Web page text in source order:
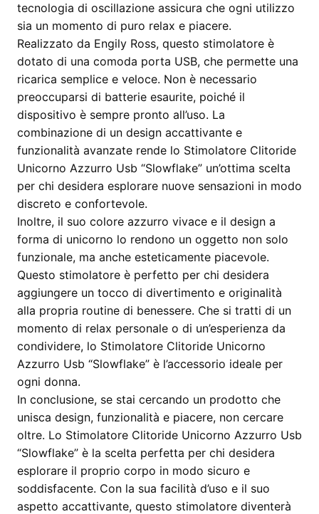
tecnologia di oscillazione assicura che ogni utilizzo
sia un momento di puro relax e piacere.
Realizzato da Engily Ross, questo stimolatore è
dotato di una comoda porta USB, che permette una
ricarica semplice e veloce. Non è necessario
preoccuparsi di batterie esaurite, poiché il
dispositivo è sempre pronto all’uso. La
combinazione di un design accattivante e
funzionalità avanzate rende lo Stimolatore Clitoride
Unicorno Azzurro Usb “Slowflake” un’ottima scelta
per chi desidera esplorare nuove sensazioni in modo
discreto e confortevole.
Inoltre, il suo colore azzurro vivace e il design a
forma di unicorno lo rendono un oggetto non solo
funzionale, ma anche esteticamente piacevole.
Questo stimolatore è perfetto per chi desidera
aggiungere un tocco di divertimento e originalità
alla propria routine di benessere. Che si tratti di un
momento di relax personale o di un’esperienza da
condividere, lo Stimolatore Clitoride Unicorno
Azzurro Usb “Slowflake” è l’accessorio ideale per
ogni donna.
In conclusione, se stai cercando un prodotto che
unisca design, funzionalità e piacere, non cercare
oltre. Lo Stimolatore Clitoride Unicorno Azzurro Usb
“Slowflake” è la scelta perfetta per chi desidera
esplorare il proprio corpo in modo sicuro e
soddisfacente. Con la sua facilità d’uso e il suo
aspetto accattivante, questo stimolatore diventerà